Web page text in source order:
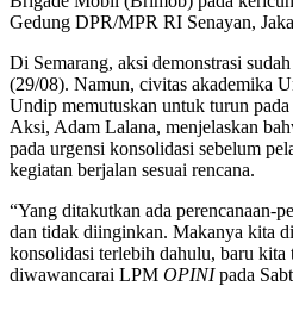
Gedung DPR/MPR RI Senayan,
Di Semarang, aksi demonstrasi
(29/08). Namun, civitas akademika
Undip memutuskan untuk turun
Aksi, Adam Lalana, menjelaskan
pada urgensi konsolidasi sebelum
kegiatan berjalan sesuai rencana.
“Yang ditakutkan ada perencanaan-
dan tidak diinginkan. Makanya kita
konsolidasi terlebih dahulu, baru kita
diwawancarai LPM OPINI pada